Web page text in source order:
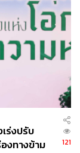
ร่งปรับ
งทางข้าม
121